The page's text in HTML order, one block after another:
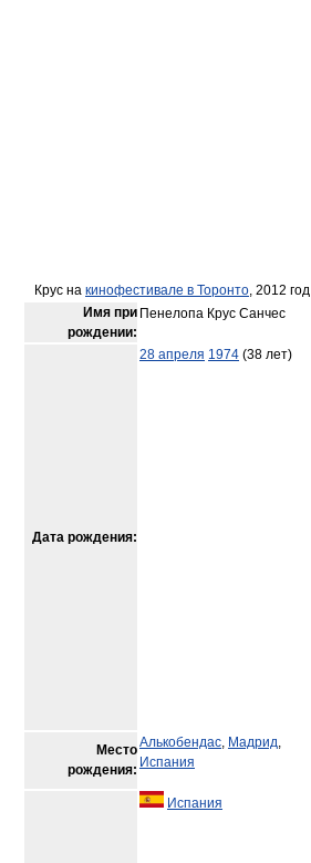
Крус на кинофестивале в Торонто, 2012 год
Имя при
рождении:
Пенелопа Крус Санчес
Дата рождения:
28 апреля 1974 (38 лет)
Место
рождения:
Алькобендас, Мадрид,
Испания
Испания